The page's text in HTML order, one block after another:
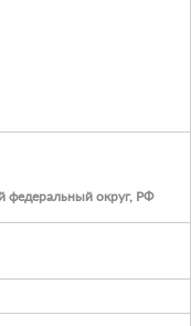
федеральный округ, РФ